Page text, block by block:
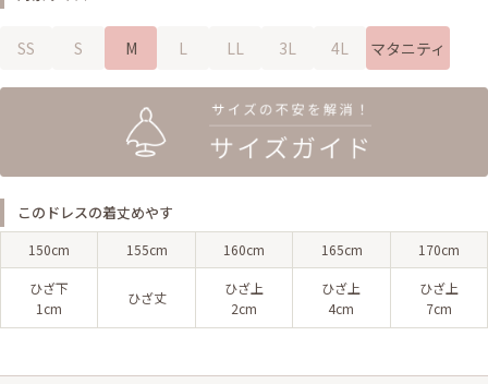
SS S M L LL 3L 4L マタニティ
このドレスの着丈めやす
150cm 155cm 160cm 165cm 170cm
ひざ下
1cm
ひざ丈
ひざ上
2cm
ひざ上
4cm
ひざ上
7cm